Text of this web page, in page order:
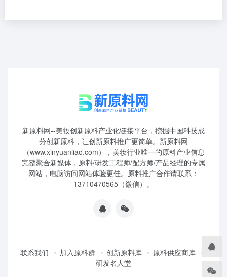
新原料网--美妆创新原料产业化链接平台，挖掘中国科技成
分创新原料，让创新原料推广更简单。新原料网
（www.xinyuanliao.com），美妆行业唯一的原料产业信息
完整聚合新媒体，原料/研发工程师/配方师/产品经理的专属
网站，电脑访问网站体验更佳。原料推广合作请联系：
13710470565（微信）。
联系我们 加入原料群 创新原料库
原料供应商库
研发名人堂